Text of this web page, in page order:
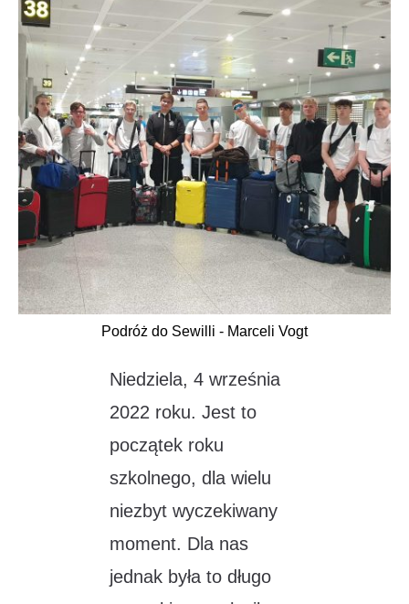
Podróż do Sewilli - Marceli Vogt
Niedziela, 4 września
2022 roku. Jest to
początek roku
szkolnego, dla wielu
niezbyt wyczekiwany
moment. Dla nas
jednak była to długo